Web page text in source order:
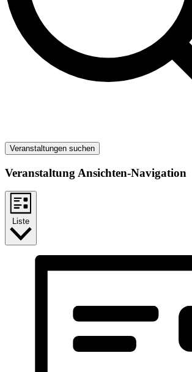
Veranstaltungen suchen
Veranstaltung Ansichten-Navigation
Liste